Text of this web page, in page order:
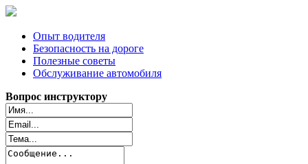
Опыт водителя
Безопасность на дороге
Полезные советы
Обслуживание автомобиля
Вопрос инструктору